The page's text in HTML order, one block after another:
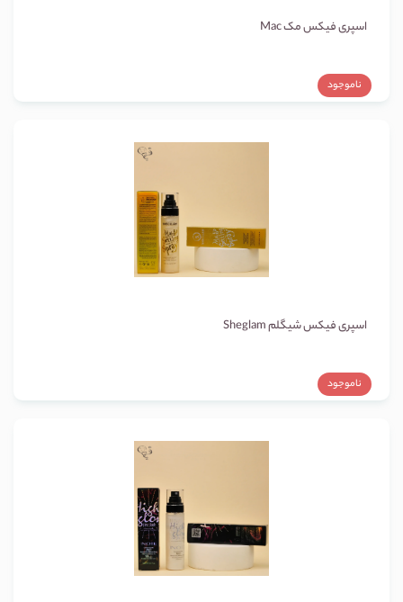
اسپری فیکس مک Mac
ناموجود
اسپری فیکس شیگلم Sheglam
ناموجود